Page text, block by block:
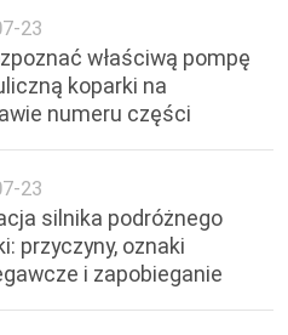
23
właściwą pompę
koparki na
numeru części
23
silnika podróżnego
przyczyny, oznaki
i zapobieganie